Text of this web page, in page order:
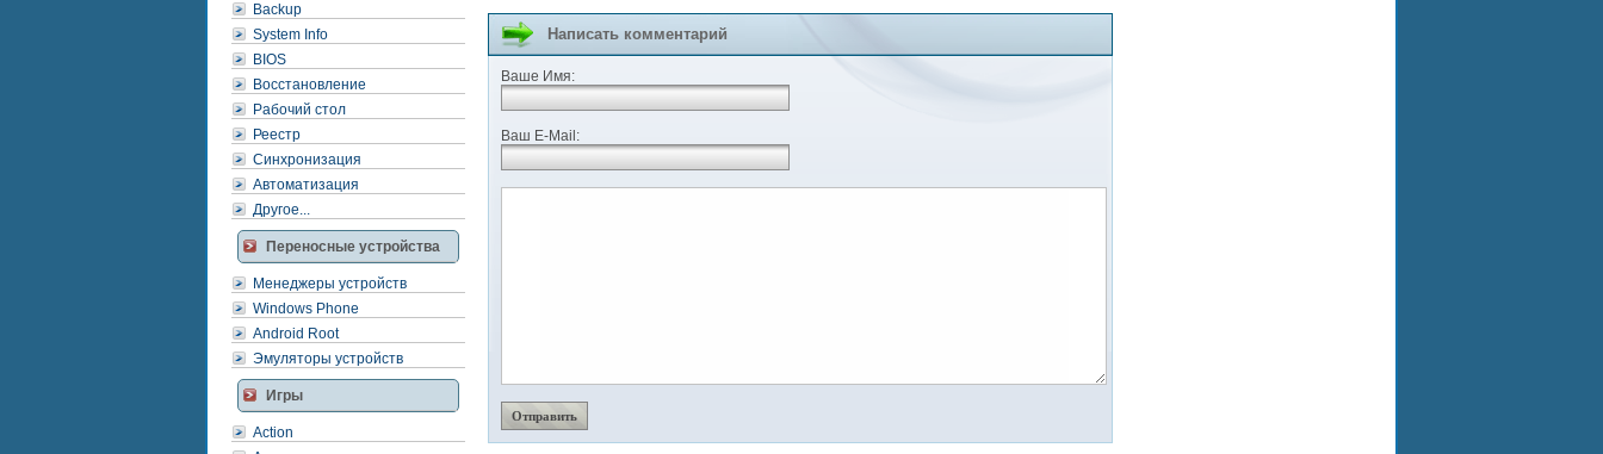
Backup
System Info
BIOS
Восстановление
Рабочий стол
Реестр
Синхронизация
Автоматизация
Другое...
Переносные устройства
Менеджеры устройств
Windows Phone
Android Root
Эмуляторы устройств
Игры
Action
Написать комментарий
Ваше Имя:
Ваш E-Mail: